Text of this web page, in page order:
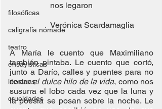
filosóficas
caligrafía nómade
teatro
ensayísticas
literarias
crueldades
nos legaron
Verónica Scardamaglia
A María le cuento que Maximiliano
también pintaba. Le cuento que cortó,
junto a Darío, calles y puentes para no
cortar el dulce hilo de la vida, como nos
susurra el lobo cada vez que la luna y
la poesía se posan sobre la noche. Le